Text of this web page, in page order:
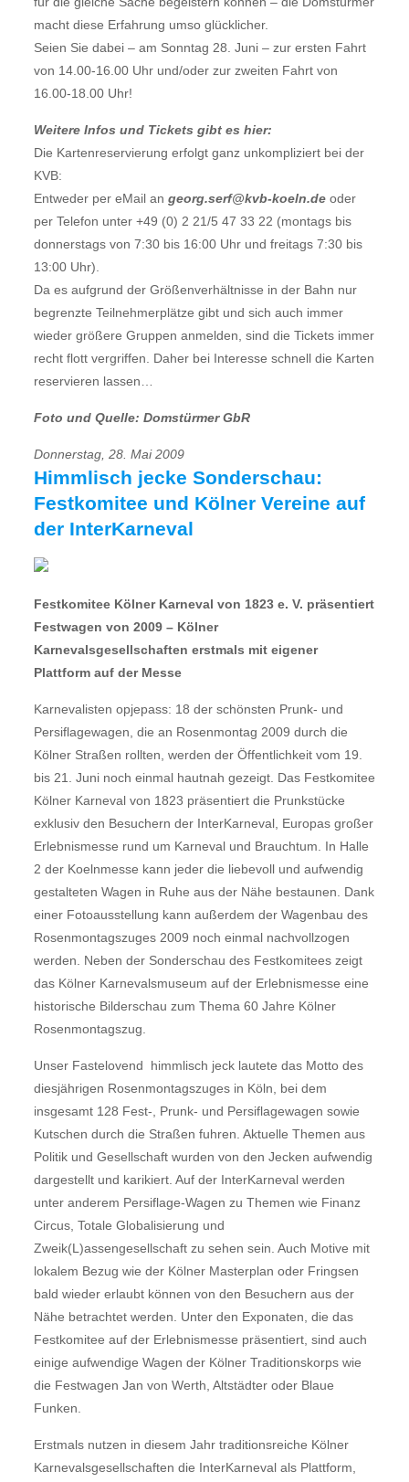
macht diese Erfahrung umso glücklicher.
Seien Sie dabei – am Sonntag 28. Juni – zur ersten Fahrt
von 14.00-16.00 Uhr und/oder zur zweiten Fahrt von
16.00-18.00 Uhr!
Weitere Infos und Tickets gibt es hier:
Die Kartenreservierung erfolgt ganz unkompliziert bei der
KVB:
Entweder per eMail an georg.serf@kvb-koeln.deoder
per Telefon unter +49 (0) 2 21/5 47 33 22 (montags bis
donnerstags von 7:30 bis 16:00 Uhr und freitags 7:30 bis
13:00 Uhr).
Da es aufgrund der Größenverhältnisse in der Bahn nur
begrenzte Teilnehmerplätze gibt und sich auch immer
wieder größere Gruppen anmelden, sind die Tickets immer
recht flott vergriffen. Daher bei Interesse schnell die Karten
reservieren lassen…
Foto und Quelle: Domstürmer GbR
Donnerstag, 28. Mai 2009
Himmlisch jecke Sonderschau:
Festkomitee und Kölner Vereine auf
der InterKarneval
Festkomitee Kölner Karneval von 1823 e. V. präsentiert
Festwagen von 2009 – Kölner
Karnevalsgesellschaften erstmals mit eigener
Plattform auf der Messe
Karnevalisten opjepass: 18 der schönsten Prunk- und
Persiflagewagen, die an Rosenmontag 2009 durch die
Kölner Straßen rollten, werden der Öffentlichkeit vom 19.
bis 21. Juni noch einmal hautnah gezeigt. Das Festkomitee
Kölner Karneval von 1823 präsentiert die Prunkstücke
exklusiv den Besuchern der InterKarneval, Europas großer
Erlebnismesse rund um Karneval und Brauchtum. In Halle
2 der Koelnmesse kann jeder die liebevoll und aufwendig
gestalteten Wagen in Ruhe aus der Nähe bestaunen. Dank
einer Fotoausstellung kann außerdem der Wagenbau des
Rosenmontagszuges 2009 noch einmal nachvollzogen
werden. Neben der Sonderschau des Festkomitees zeigt
das Kölner Karnevalsmuseum auf der Erlebnismesse eine
historische Bilderschau zum Thema 60 Jahre Kölner
Rosenmontagszug.
Unser Fastelovend  himmlisch jeck lautete das Motto des
diesjährigen Rosenmontagszuges in Köln, bei dem
insgesamt 128 Fest-, Prunk- und Persiflagewagen sowie
Kutschen durch die Straßen fuhren. Aktuelle Themen aus
Politik und Gesellschaft wurden von den Jecken aufwendig
dargestellt und karikiert. Auf der InterKarneval werden
unter anderem Persiflage-Wagen zu Themen wie Finanz
Circus, Totale Globalisierung und
Zweik(L)assengesellschaft zu sehen sein. Auch Motive mit
lokalem Bezug wie der Kölner Masterplan oder Fringsen
bald wieder erlaubt können von den Besuchern aus der
Nähe betrachtet werden. Unter den Exponaten, die das
Festkomitee auf der Erlebnismesse präsentiert, sind auch
einige aufwendige Wagen der Kölner Traditionskorps wie
die Festwagen Jan von Werth, Altstädter oder Blaue
Funken.
Erstmals nutzen in diesem Jahr traditionsreiche Kölner
Karnevalsgesellschaften die InterKarneval als Plattform,